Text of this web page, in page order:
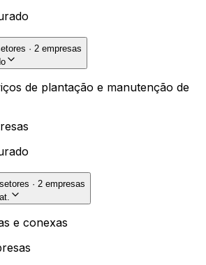
· 2 empresas
de plantação e manutenção de
setores · 2 empresas
e conexas